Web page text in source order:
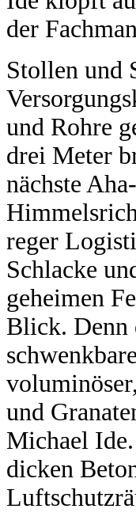
der
Stollen und
und Rohre
drei Meter
nächste
reger
Schlacke
geheimen
Blick. Denn
und
Michael
dicken